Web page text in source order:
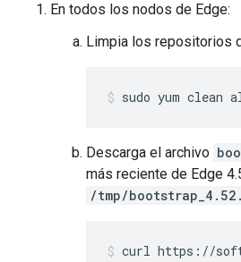
En todos los nodos de Edge:
Limpia los repositorios
sudo yum clean
Descarga el archivo
más reciente de Edge
/tmp/
curl https://